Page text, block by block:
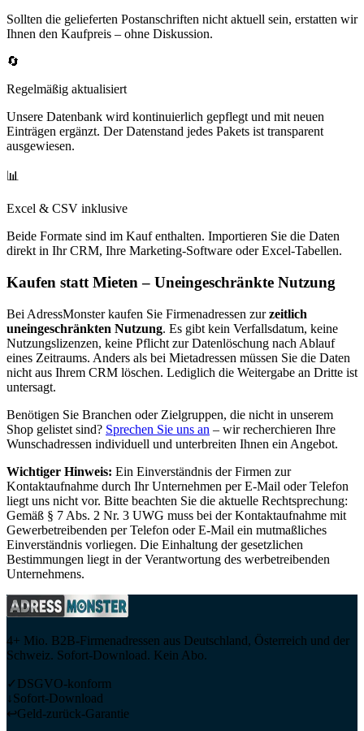
Sollten die gelieferten Postanschriften nicht aktuell sein, erstatten wir
Ihnen den Kaufpreis – ohne Diskussion.
🔄
Regelmäßig aktualisiert
Unsere Datenbank wird kontinuierlich gepflegt und mit neuen
Einträgen ergänzt. Der Datenstand jedes Pakets ist transparent
ausgewiesen.
📊
Excel & CSV inklusive
Beide Formate sind im Kauf enthalten. Importieren Sie die Daten
direkt in Ihr CRM, Ihre Marketing-Software oder Excel-Tabellen.
Kaufen statt Mieten – Uneingeschränkte Nutzung
Bei AdressMonster kaufen Sie Firmenadressen zur zeitlich
uneingeschränkten Nutzung. Es gibt kein Verfallsdatum, keine
Nutzungslizenzen, keine Pflicht zur Datenlöschung nach Ablauf
eines Zeitraums. Anders als bei Mietadressen müssen Sie die Daten
nicht aus Ihrem CRM löschen. Lediglich die Weitergabe an Dritte ist
untersagt.
Benötigen Sie Branchen oder Zielgruppen, die nicht in unserem
Shop gelistet sind? Sprechen Sie uns an – wir recherchieren Ihre
Wunschadressen individuell und unterbreiten Ihnen ein Angebot.
Wichtiger Hinweis: Ein Einverständnis der Firmen zur
Kontaktaufnahme durch Ihr Unternehmen per E-Mail oder Telefon
liegt uns nicht vor. Bitte beachten Sie die aktuelle Rechtsprechung:
Gemäß § 7 Abs. 2 Nr. 3 UWG muss bei der Kontaktaufnahme mit
Gewerbetreibenden per Telefon oder E-Mail ein mutmaßliches
Einverständnis vorliegen. Die Einhaltung der gesetzlichen
Bestimmungen liegt in der Verantwortung des werbetreibenden
Unternehmens.
4+ Mio. B2B-Firmenadressen aus Deutschland, Österreich und der
Schweiz. Sofort-Download. Kein Abo.
✓ DSGVO-konform
↓Sofort-Download
↩Geld-zurück-Garantie